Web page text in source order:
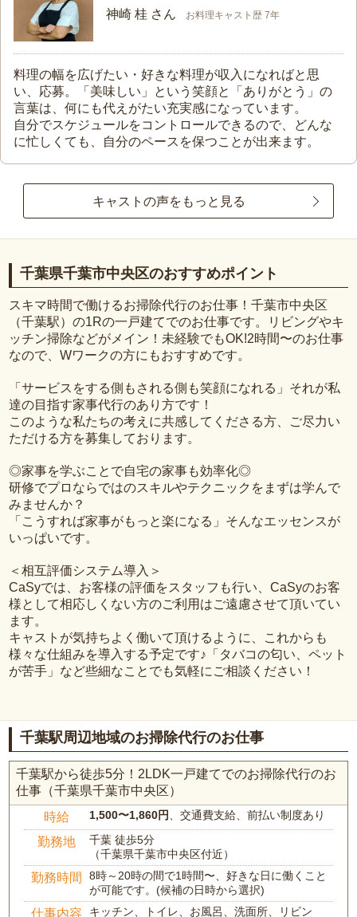
神崎 桂 さん お料理キャスト歴 7年
料理の幅を広げたい・好きな料理が収入になればと思
い、応募。「美味しい」という笑顔と「ありがとう」の
言葉は、何にも代えがたい充実感になっています。
自分でスケジュールをコントロールできるので、どんな
に忙しくても、自分のペースを保つことが出来ます。
キャストの声をもっと見る
千葉県千葉市中央区のおすすめポイント
スキマ時間で働けるお掃除代行のお仕事！千葉市中央区
（千葉駅）の1Rの一戸建てでのお仕事です。リビングやキ
ッチン掃除などがメイン！未経験でもOK!2時間〜のお仕事
なので、Wワークの方にもおすすめです。
「サービスをする側もされる側も笑顔になれる」それが私
達の目指す家事代行のあり方です！
このような私たちの考えに共感してくださる方、ご尽力い
ただける方を募集しております。
◎家事を学ぶことで自宅の家事も効率化◎
研修でプロならではのスキルやテクニックをまずは学んで
みませんか？
「こうすれば家事がもっと楽になる」そんなエッセンスが
いっぱいです。
＜相互評価システム導入＞
CaSyでは、お客様の評価をスタッフも行い、CaSyのお客
様として相応しくない方のご利用はご遠慮させて頂いてい
ます。
キャストが気持ちよく働いて頂けるように、これからも
様々な仕組みを導入する予定です♪「タバコの匂い、ペット
が苦手」など些細なことでも気軽にご相談ください！
千葉駅周辺地域のお掃除代行のお仕事
千葉駅から徒歩5分！2LDK一戸建てでのお掃除代行のお
仕事（千葉県千葉市中央区）
時給 1,500〜1,860円、交通費支給、前払い制度あり
勤務地
千葉 徒歩5分
（千葉県千葉市中央区付近）
勤務時間
8時～20時の間で1時間〜、好きな日に働くこと
が可能です。(候補の日時から選択)
仕事内容 キッチン、トイレ、お風呂、洗面所、リビン